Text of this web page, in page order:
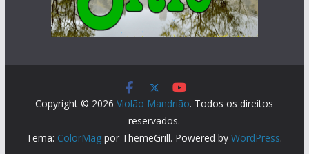
Copyright © 2026Violão Mandrião. Todos os direitos
reservados.
Tema: ColorMag por ThemeGrill. Powered byWordPress.